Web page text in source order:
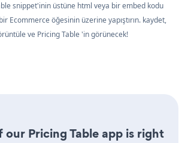
snippet'inin üstüne html veya bir embed kodu
Ecommerce öğesinin üzerine yapıştırın. kaydet,
ve Pricing Table 'in görünecek!
our Pricing Table app is right